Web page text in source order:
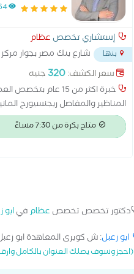
إستشاري تخصص عظام
بنها شارع بنك مصر بجوار
سعر الكشف:320 جنيه
خبرة اكثر من 15
المناظير والمفاصل ريجنسيورج
الاطفال
متاح بكرة من 7:30 مساءً
دكتور تخصص تخصص عظامفيابو
ابو زعبل: ش كوبرى المعاهدة ابو
(احجز وسوف يصلك العنوان بالكامل